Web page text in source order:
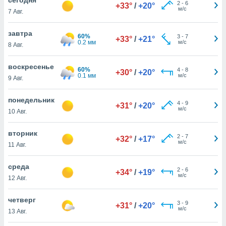
действия
на веб-
основе.
нашей
cookie
в
ВЫ
7 Авг.
+33° / +20° 2- 6
м/с
завтра
8 Авг.
60%
0.2 мм
+33° / +21° 3- 7
м/с
воскресенье
9 Авг.
60%
0.1 мм
+30° / +20° 4- 8
м/с
понедельник
10 Авг.
+31° / +20° 4- 9
м/с
вторник
11 Авг.
+32° / +17° 2- 7
м/с
среда
12 Авг.
+34° / +19° 2- 6
м/с
четверг
13 Авг.
+31° / +20° 3- 9
м/с